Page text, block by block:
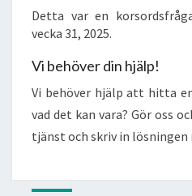
Detta var en
vecka 31, 2025.
Vi behöver din hjälp!
Vi behöver hjälp att hitta
vad det kan vara? Gör oss
tjänst och skriv in lösningen